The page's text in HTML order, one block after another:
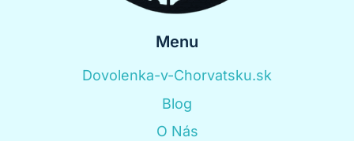
Menu
Dovolenka-v-Chorvatsku.sk
Blog
O Nás